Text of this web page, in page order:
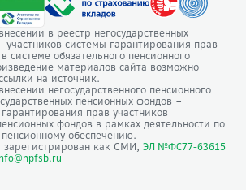
в реестр негосударственных
участников системы гарантирования прав
системе обязательного пенсионного
материалов сайта возможно
на источник.
негосударственного пенсионного
пенсионных фондов –
прав участников
фондов в рамках деятельности по
пенсионному обеспечению.
зарегистрирован как СМИ, ЭЛ №ФС77-63615